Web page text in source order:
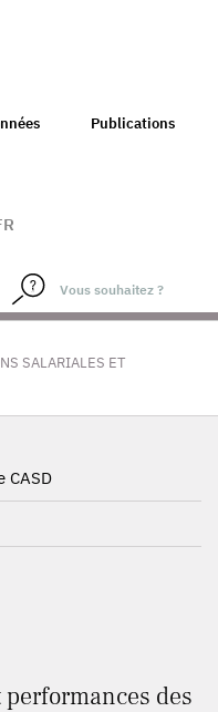
Publications
SALARIALES ET
CASD
des